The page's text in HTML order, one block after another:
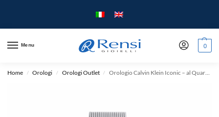
Menu 0
Home / Orologi / Orologi Outlet / Orologio Calvin Klein Iconic – al Quarzo – 40mm – Acciaio